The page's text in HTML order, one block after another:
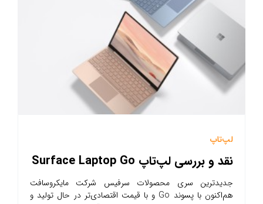
لپ‌تاپ
نقد و بررسی لپ‌تاپ Surface Laptop Go
جدیدترین سری محصولات سرفیس شرکت مایکروسافت
هم‌اکنون با پسوند Go و با قیمت اقتصادی‌تر در حال تولید و